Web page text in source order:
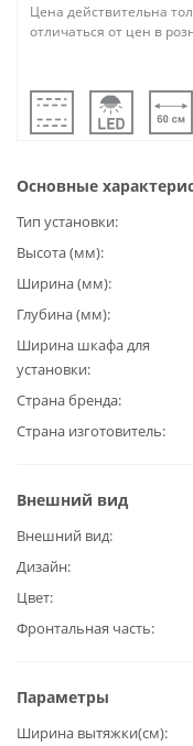
Цена действительна
отличаться от цен в
Основные
Тип установки
Высота (мм)
Ширина (мм)
Глубина (мм)
Ширина шкафа для
установки
Страна бренда
Страна изготовитель
Внешний вид
Внешний вид
Дизайн
Цвет
Фронтальная часть
Параметры
Ширина вытяжки(см)